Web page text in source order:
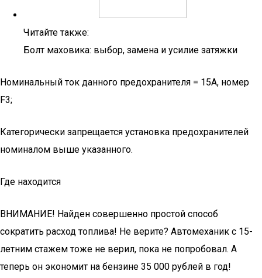
Читайте также:
Болт маховика: выбор, замена и усилие затяжки
Номинальный ток данного предохранителя = 15А, номер
F3;
Категорически запрещается установка предохранителей
номиналом выше указанного.
Где находится
ВНИМАНИЕ! Найден совершенно простой способ
сократить расход топлива! Не верите? Автомеханик с 15-
летним стажем тоже не верил, пока не попробовал. А
теперь он экономит на бензине 35 000 рублей в год!